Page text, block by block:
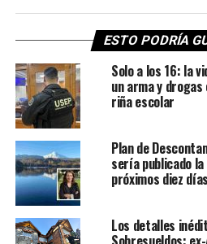
ESTO PODRÍA
Solo a los 16: la
un arma y
riña escolar
Plan de
sería publicado
próximos diez días
Los detalles